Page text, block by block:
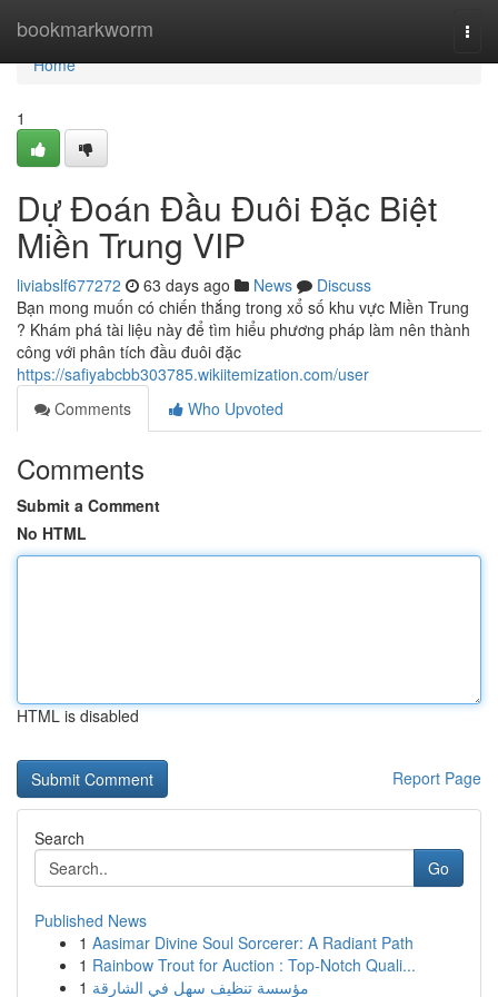
bookmarkworm
Home
Home
1
Dự Đoán Đầu Đuôi Đặc Biệt
Miền Trung VIP
liviabslf677272 63 days ago News
Discuss
Bạn mong muốn có chiến thắng trong xổ số khu vực Miền Trung
? Khám phá tài liệu này để tìm hiểu phương pháp làm nên thành
công với phân tích đầu đuôi đặc
https://safiyabcbb303785.wikiitemization.com/user
Comments
Who Upvoted
Comments
Submit a Comment
No HTML
HTML is disabled
Report Page
Search
Go
Published News
1 Aasimar Divine Soul Sorcerer: A Radiant Path
1 Rainbow Trout for Auction : Top-Notch Quali...
1 مؤسسة تنظيف سهل في الشارقة